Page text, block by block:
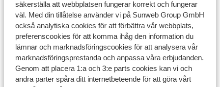
säkerställa att webbplatsen fungerar korrekt och fungerar
väl. Med din tillåtelse använder vi på Sunweb Group GmbH
också analytiska cookies för att förbättra vår webbplats,
preferenscookies för att komma ihåg den information du
lämnar och marknadsföringscookies för att analysera vår
marknadsföringsprestanda och anpassa våra erbjudanden.
Genom att placera 1:a och 3:e parts cookies kan vi och
andra parter spåra ditt internetbeteende för att göra vårt
I området
Avstånd till centrum: ca 400 m
Avstånd till pist ca 400 m
Skidbuss i direktanslutning till hotellet
Avstånd till skidlift ca 400 m